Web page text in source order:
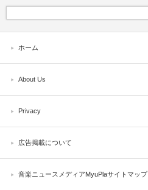
ホーム
About Us
Privacy
広告掲載について
音楽ニュースメディアMyuPlaサイトマップ